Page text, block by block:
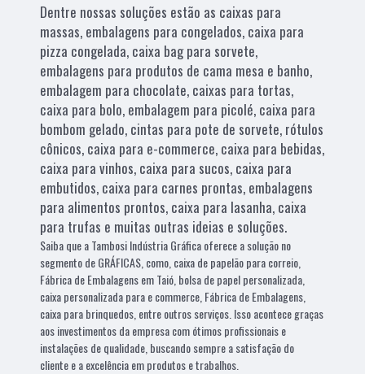
Dentre nossas soluções estão as caixas para
massas, embalagens para congelados, caixa para
pizza congelada, caixa bag para sorvete,
embalagens para produtos de cama mesa e banho,
embalagem para chocolate, caixas para tortas,
caixa para bolo, embalagem para picolé, caixa para
bombom gelado, cintas para pote de sorvete, rótulos
cônicos, caixa para e-commerce, caixa para bebidas,
caixa para vinhos, caixa para sucos, caixa para
embutidos, caixa para carnes prontas, embalagens
para alimentos prontos, caixa para lasanha, caixa
para trufas e muitas outras ideias e soluções.
Saiba que a Tambosi Indústria Gráfica oferece a solução no
segmento de GRÁFICAS, como, caixa de papelão para correio,
Fábrica de Embalagens em Taió, bolsa de papel personalizada,
caixa personalizada para e commerce, Fábrica de Embalagens,
caixa para brinquedos, entre outros serviços. Isso acontece graças
aos investimentos da empresa com ótimos profissionais e
instalações de qualidade, buscando sempre a satisfação do
cliente e a excelência em produtos e trabalhos.